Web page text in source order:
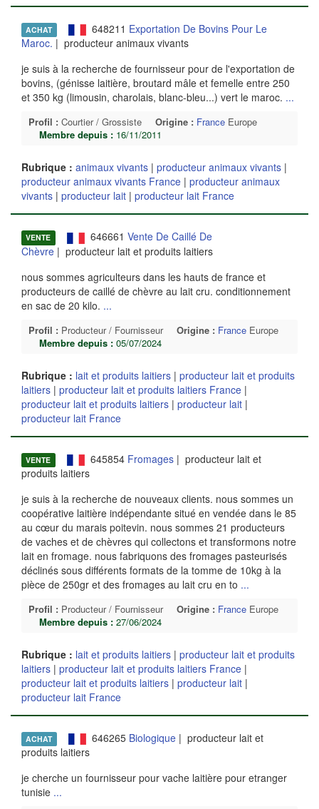
ACHAT 648211 Exportation De Bovins Pour Le
Maroc. | producteur animaux vivants
je suis à la recherche de fournisseur pour de l'exportation de
bovins, (génisse laitière, broutard mâle et femelle entre 250
et 350 kg (limousin, charolais, blanc-bleu...) vert le maroc. ...
Profil : Courtier / Grossiste Origine : France Europe
Membre depuis : 16/11/2011
Rubrique : animaux vivants | producteur animaux vivants |
producteur animaux vivants France | producteur animaux
vivants | producteur lait | producteur lait France
VENTE 646661 Vente De Caillé De
Chèvre | producteur lait et produits laitiers
nous sommes agriculteurs dans les hauts de france et
producteurs de caillé de chèvre au lait cru. conditionnement
en sac de 20 kilo. ...
Profil : Producteur / Fournisseur Origine : France Europe
Membre depuis : 05/07/2024
Rubrique : lait et produits laitiers | producteur lait et produits
laitiers | producteur lait et produits laitiers France |
producteur lait et produits laitiers | producteur lait |
producteur lait France
VENTE 645854 Fromages| producteur lait et
produits laitiers
je suis à la recherche de nouveaux clients. nous sommes un
coopérative laitière indépendante situé en vendée dans le 85
au cœur du marais poitevin. nous sommes 21 producteurs
de vaches et de chèvres qui collectons et transformons notre
lait en fromage. nous fabriquons des fromages pasteurisés
déclinés sous différents formats de la tomme de 10kg à la
pièce de 250gr et des fromages au lait cru en to ...
Profil : Producteur / Fournisseur Origine : France Europe
Membre depuis : 27/06/2024
Rubrique : lait et produits laitiers | producteur lait et produits
laitiers | producteur lait et produits laitiers France |
producteur lait et produits laitiers | producteur lait |
producteur lait France
ACHAT 646265 Biologique| producteur lait et
produits laitiers
je cherche un fournisseur pour vache laitière pour etranger
tunisie ...